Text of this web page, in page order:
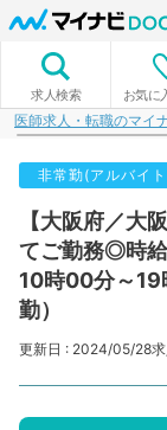
求人検索 お気に
医師求人・転職のマイ
非常勤(アルバイ
【大阪府／大
てご勤務◎時
10時00分～19
勤）
更新日 : 2024/05/28